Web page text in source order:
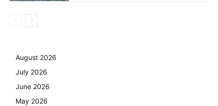
August 2026
July 2026
June 2026
May 2026